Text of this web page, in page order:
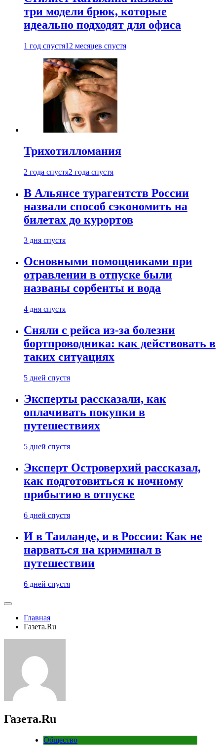
три модели брюк, которые
идеально подходят для офиса
1 год спустя12 месяцев спустя
Трихотилломания
2 года спустя2 года спустя
В Альянсе турагентств России
назвали способ сэкономить на
билетах до курортов
3 дня спустя
Основными помощниками при
отравлении в отпуске были
названы сорбенты и вода
4 дня спустя
Сняли с рейса из-за болезни
бортпроводника: как действовать в
таких ситуациях
5 дней спустя
Эксперты рассказали, как
оплачивать покупки в
путешествиях
5 дней спустя
Эксперт Островерхий рассказал,
как подготовиться к ночному
прибытию в отпуске
6 дней спустя
И в Таиланде, и в России: Как не
нарваться на криминал в
путешествии
6 дней спустя
Главная
Газета.Ru
Газета.Ru
Общество